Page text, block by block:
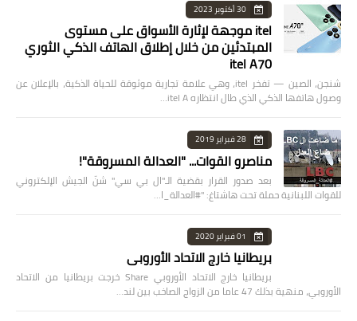
30 أكتوبر 2023
itel موجهة لإثارة الأسواق على مستوى
المبتدئين من خلال إطلاق الهاتف الذكي الثوري
itel A70
شنجن، الصين — تفخر itel، وهي علامة تجارية موثوقة للحياة الذكية، بالإعلان عن
وصول هاتفها الذكي الذي طال انتظاره itel A…
28 فبراير 2019
مناصرو القوات... "العدالة المسروقة"!
بعد صدور القرار بقضية الـ"ال بي سي" شنّ الجيش الإلكتروني
للقوات اللبنانية حملة تحت هاشتاغ: "#العدالة_ا…
01 فبراير 2020
بريطانيا خارج الاتحاد الأوروبي
بريطانيا خارج الاتحاد الأوروبي Share خرجت بريطانيا من الاتحاد
الأوروبي، منهية بذلك 47 عاما من الزواج الصاخب بين لند…